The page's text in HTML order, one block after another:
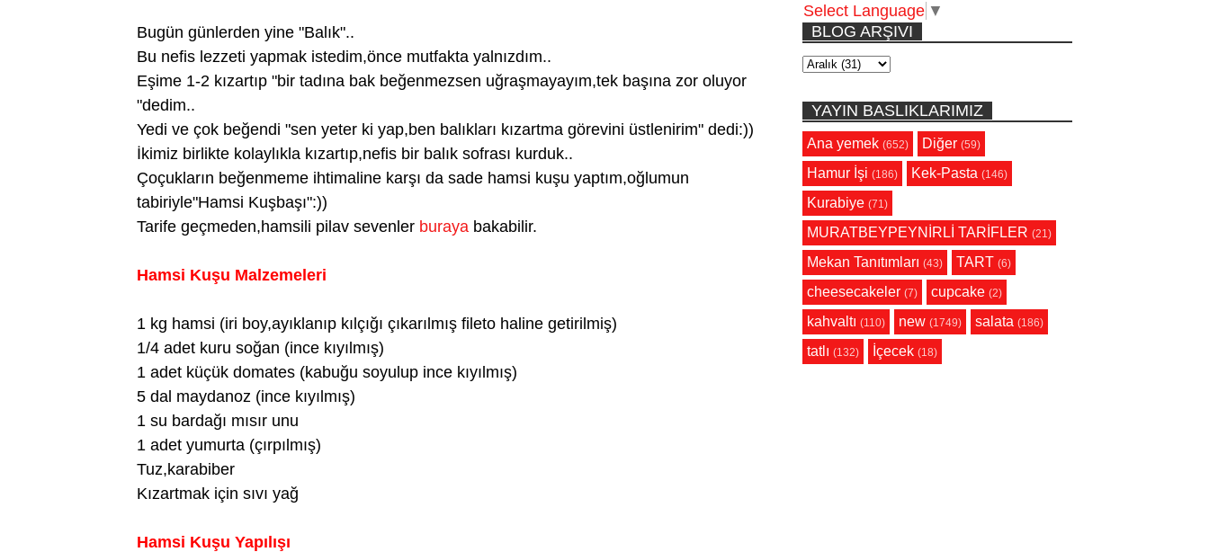
Bugün günlerden yine "Balık"..
Bu nefis lezzeti yapmak istedim,önce mutfakta yalnızdım..
Eşime 1-2 kızartıp "bir tadına bak beğenmezsen uğraşmayayım,tek başına zor oluyor
"dedim..
Yedi ve çok beğendi "sen yeter ki yap,ben balıkları kızartma görevini üstlenirim" dedi:))
İkimiz birlikte kolaylıkla kızartıp,nefis bir balık sofrası kurduk..
Çoçukların beğenmeme ihtimaline karşı da sade hamsi kuşu yaptım,oğlumun
tabiriyle"Hamsi Kuşbaşı":))
Tarife geçmeden,hamsili pilav sevenler buraya bakabilir.
Hamsi Kuşu Malzemeleri
1 kg hamsi (iri boy,ayıklanıp kılçığı çıkarılmış fileto haline getirilmiş)
1/4 adet kuru soğan (ince kıyılmış)
1 adet küçük domates (kabuğu soyulup ince kıyılmış)
5 dal maydanoz (ince kıyılmış)
1 su bardağı mısır unu
1 adet yumurta (çırpılmış)
Tuz,karabiber
Kızartmak için sıvı yağ
Hamsi Kuşu Yapılışı
Select Language ▼
BLOG ARŞIVI
YAYIN BASLIKLARIMIZ
Ana yemek (652) Diğer (59)
Hamur İşi (186) Kek-Pasta (146)
Kurabiye (71)
MURATBEYPEYNİRLİ TARİFLER (21)
Mekan Tanıtımları (43) TART (6)
cheesecakeler (7) cupcake (2)
kahvaltı (110) new (1749) salata (186)
tatlı (132) İçecek (18)